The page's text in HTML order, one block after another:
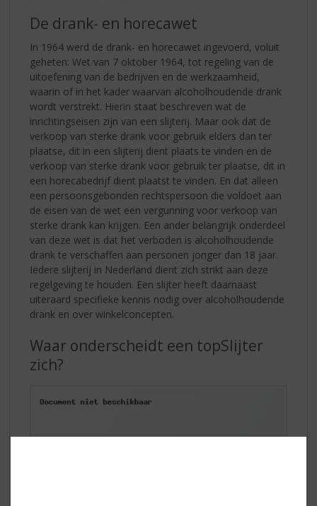
De drank- en horecawet
In 1964 werd de drank- en horecawet ingevoerd, voluit
geheten: Wet van 7 oktober 1964, tot regeling van de
uitoefening van de bedrijven en de werkzaamheid,
waarin of in het kader waarvan alcoholhoudende drank
wordt verstrekt. Hierin staat beschreven wat de
inrichtingseisen zijn van een slijterij. Maar ook dat de
verkoop van sterke drank voor gebruik elders dan ter
plaatse, dit in een slijterij dient plaats te vinden en de
verkoop van sterke drank voor gebruik ter plaatse, dit in
een horecabedrijf dient plaatst te vinden. En dat alleen
een persoonsgebonden rechtspersoon die voldoet aan
de eisen van de wet een vergunning voor verkoop van
sterke drank kan krijgen. Een ander belangrijk onderdeel
van deze wet is dat het verboden is alcoholhoudende
drank te verschaffen aan personen jonger dan 18 jaar.
Iedere slijterij in Nederland dient zich strikt aan deze
regelgeving te houden. Een slijter heeft daarnaast
uiteraard specifieke kennis nodig over alcoholhoudende
drank en over winkelconcepten.
Waar onderscheidt een topSlijter
zich?